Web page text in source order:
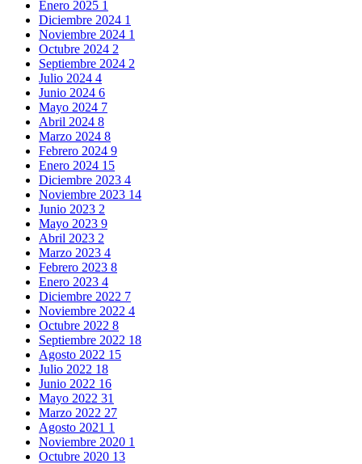
Enero 2025 1
Diciembre 2024 1
Noviembre 2024 1
Octubre 2024 2
Septiembre 2024 2
Julio 2024 4
Junio 2024 6
Mayo 2024 7
Abril 2024 8
Marzo 2024 8
Febrero 2024 9
Enero 2024 15
Diciembre 2023 4
Noviembre 2023 14
Junio 2023 2
Mayo 2023 9
Abril 2023 2
Marzo 2023 4
Febrero 2023 8
Enero 2023 4
Diciembre 2022 7
Noviembre 2022 4
Octubre 2022 8
Septiembre 2022 18
Agosto 2022 15
Julio 2022 18
Junio 2022 16
Mayo 2022 31
Marzo 2022 27
Agosto 2021 1
Noviembre 2020 1
Octubre 2020 13